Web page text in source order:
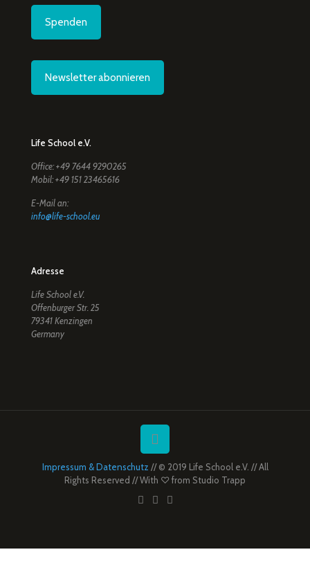
Spenden
Newsletter abonnieren
Life School e.V.
Office: +49 7644 9290265
Mobil: +49 151 23465616
E-Mail an:
info@life-school.eu
Adresse
Life School e.V.
Offenburger Str. 25
79341 Kenzingen
Germany
Impressum & Datenschutz // © 2019 Life School e.V. // All
Rights Reserved // With ♡ from Studio Trapp